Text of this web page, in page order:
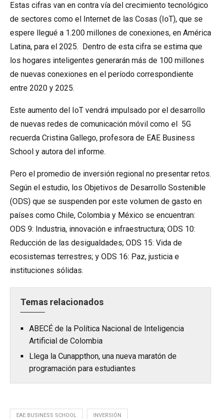
Estas cifras van en contra vía del crecimiento tecnológico
de sectores como el Internet de las Cosas (IoT), que se
espere llegué a 1.200 millones de conexiones, en América
Latina, para el 2025. Dentro de esta cifra se estima que
los hogares inteligentes generarán más de 100 millones
de nuevas conexiones en el período correspondiente
entre 2020 y 2025.
Este aumento del IoT vendrá impulsado por el desarrollo
de nuevas redes de comunicación móvil como el 5G
recuerda Cristina Gallego, profesora de EAE Business
School y autora del informe.
Pero el promedio de inversión regional no presentar retos.
Según el estudio, los Objetivos de Desarrollo Sostenible
(ODS) que se suspenden por este volumen de gasto en
países como Chile, Colombia y México se encuentran:
ODS 9: Industria, innovación e infraestructura; ODS 10:
Reducción de las desigualdades; ODS 15: Vida de
ecosistemas terrestres; y ODS 16: Paz, justicia e
instituciones sólidas.
Temas relacionados
ABECÉ de la Política Nacional de Inteligencia
Artificial de Colombia
Llega la Cunappthon, una nueva maratón de
programación para estudiantes
EAE BUSINESS SCHOOL INVERSIÓN